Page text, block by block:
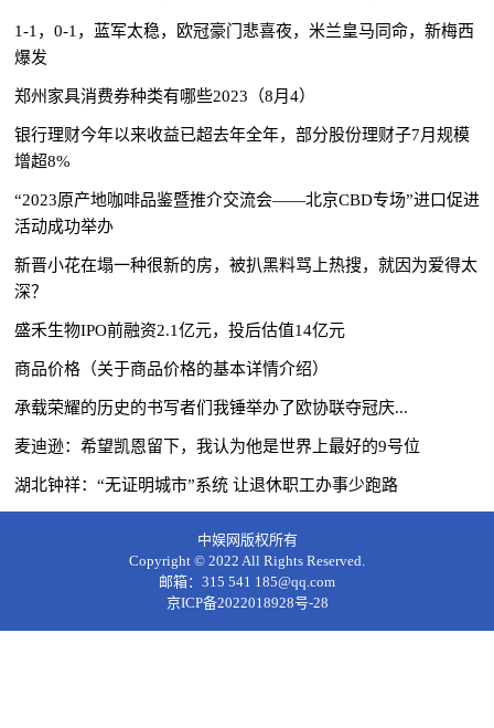
1-1，0-1，蓝军太稳，欧冠豪门悲喜夜，米兰皇马同命，新梅西
爆发
郑州家具消费券种类有哪些2023（8月4）
银行理财今年以来收益已超去年全年，部分股份理财子7月规模
增超8%
“2023原产地咖啡品鉴暨推介交流会——北京CBD专场”进口促进
活动成功举办
新晋小花在塌一种很新的房，被扒黑料骂上热搜，就因为爱得太
深？
盛禾生物IPO前融资2.1亿元，投后估值14亿元
商品价格（关于商品价格的基本详情介绍）
承载荣耀的历史的书写者们我锤举办了欧协联夺冠庆...
麦迪逊：希望凯恩留下，我认为他是世界上最好的9号位
湖北钟祥：“无证明城市”系统 让退休职工办事少跑路
中娱网版权所有
Copyright © 2022 All Rights Reserved.
邮箱：315 541 185@qq.com
京ICP备2022018928号-28